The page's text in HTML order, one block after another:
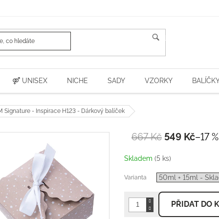
HLEDAT
⚤ UNISEX NICHE SADY VZORKY
Signature - Inspirace H123 - Dárkový balíček
667 Kč –17 %
549 KčMěrná
Skladem (5 ks)
Varianta
PŘIDAT DO